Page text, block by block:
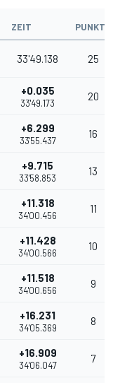
ZEIT PUNKTE
33'49.138 25
+0.035
33'49.173
20
+6.299
33'55.437
16
+9.715
33'58.853
13
+11.318
34'00.456
11
+11.428
34'00.566
10
+11.518
34'00.656
9
+16.231
34'05.369
8
+16.909
34'06.047
7